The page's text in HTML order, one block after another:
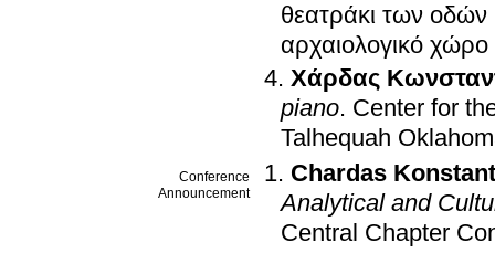
θεατράκι των
αρχαιολογικό
Χάρδας
piano. Center for
Talhequah
Conference
Announcement
Chardas
Analytical and
Central Chapter